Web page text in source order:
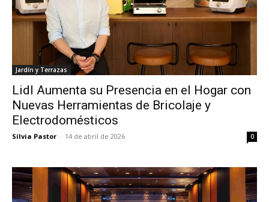
Jardín y Terrazas
Lidl Aumenta su Presencia en el Hogar con
Nuevas Herramientas de Bricolaje y
Electrodomésticos
Silvia Pastor - 14 de abril de 2026 0